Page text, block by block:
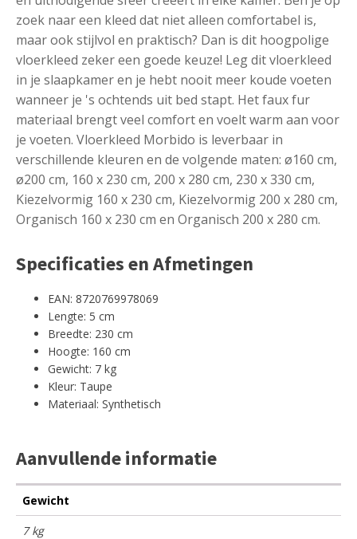
zoek naar een kleed dat niet alleen comfortabel is,
maar ook stijlvol en praktisch? Dan is dit hoogpolige
vloerkleed zeker een goede keuze! Leg dit vloerkleed
in je slaapkamer en je hebt nooit meer koude voeten
wanneer je 's ochtends uit bed stapt. Het faux fur
materiaal brengt veel comfort en voelt warm aan voor
je voeten. Vloerkleed Morbido is leverbaar in
verschillende kleuren en de volgende maten: ø160 cm,
ø200 cm, 160 x 230 cm, 200 x 280 cm, 230 x 330 cm,
Kiezelvormig 160 x 230 cm, Kiezelvormig 200 x 280 cm,
Organisch 160 x 230 cm en Organisch 200 x 280 cm.
Specificaties en Afmetingen
EAN: 8720769978069
Lengte: 5 cm
Breedte: 230 cm
Hoogte: 160 cm
Gewicht: 7 kg
Kleur: Taupe
Materiaal: Synthetisch
Aanvullende informatie
Gewicht
7 kg